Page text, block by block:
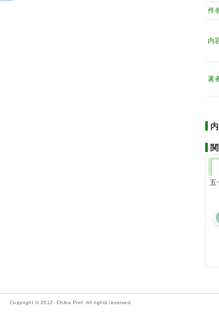
件
内
著
五
Copyright © 2012- Chiba Pref. All rights reserved.